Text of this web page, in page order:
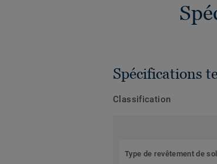
Spécifications
Classification
Type de revêtement de sol